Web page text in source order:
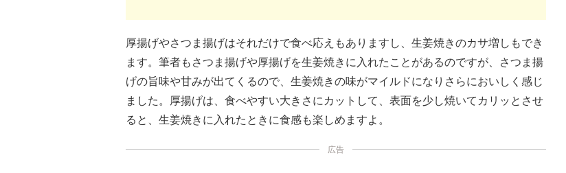
厚揚げやさつま揚げはそれだけで食べ応えもありますし、生姜焼きのカサ増しもでき
ます。筆者もさつま揚げや厚揚げを生姜焼きに入れたことがあるのですが、さつま揚
げの旨味や甘みが出てくるので、生姜焼きの味がマイルドになりさらにおいしく感じ
ました。厚揚げは、食べやすい大きさにカットして、表面を少し焼いてカリッとさせ
ると、生姜焼きに入れたときに食感も楽しめますよ。
広告